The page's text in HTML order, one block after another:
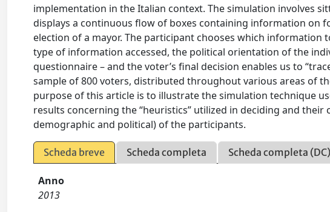
implementation in the Italian context. The simulation involves
displays a continuous flow of boxes containing information on
election of a mayor. The participant chooses which information
type of information accessed, the political orientation of the
questionnaire – and the voter’s final decision enables us to
sample of 800 voters, distributed throughout various areas of
purpose of this article is to illustrate the simulation technique
results concerning the “heuristics” utilized in deciding and
demographic and political) of the participants.
Scheda breve Scheda completa Scheda completa (DC)
Anno
2013